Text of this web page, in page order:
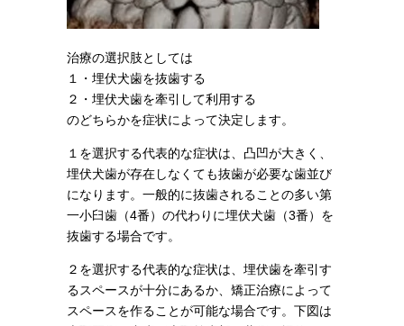
治療の選択肢としては
１・埋伏犬歯を抜歯する
２・埋伏犬歯を牽引して利用する
のどちらかを症状によって決定します。
１を選択する代表的な症状は、凸凹が大きく、
埋伏犬歯が存在しなくても抜歯が必要な歯並び
になります。一般的に抜歯されることの多い第
一小臼歯（4番）の代わりに埋伏犬歯（3番）を
抜歯する場合です。
２を選択する代表的な症状は、埋伏歯を牽引す
るスペースが十分にあるか、矯正治療によって
スペースを作ることが可能な場合です。下図は